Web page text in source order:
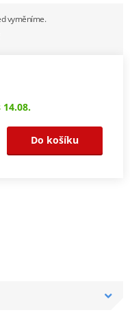
vyměníme.
Do košíku